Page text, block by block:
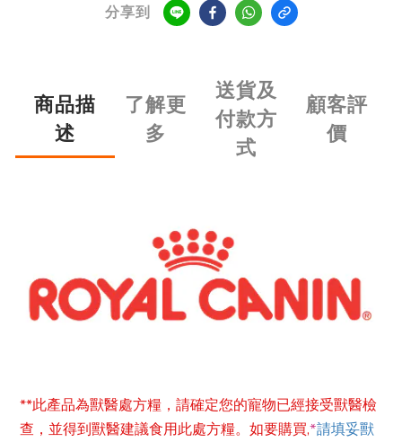
分享到
商品描
述
了解更
多
送貨及
付款方
式
顧客評
價
**此產品為獸醫處方糧，請確定您的寵物已經接受獸醫檢
查，並得到獸醫建議食用此處方糧。 如要購買,*請填妥獸